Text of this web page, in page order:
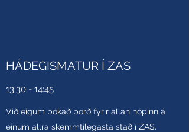
HÁDEGISMATUR Í ZAS
13:30 - 14:45
Við eigum bókað borð fyrir allan hópinn á
einum allra skemmtilegasta stað í ZAS.